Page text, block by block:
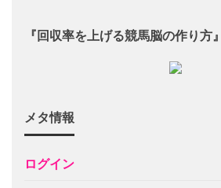
『回収率を上げる競馬脳の作り方』
メタ情報
ログイン